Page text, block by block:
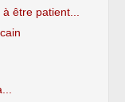
être patient...